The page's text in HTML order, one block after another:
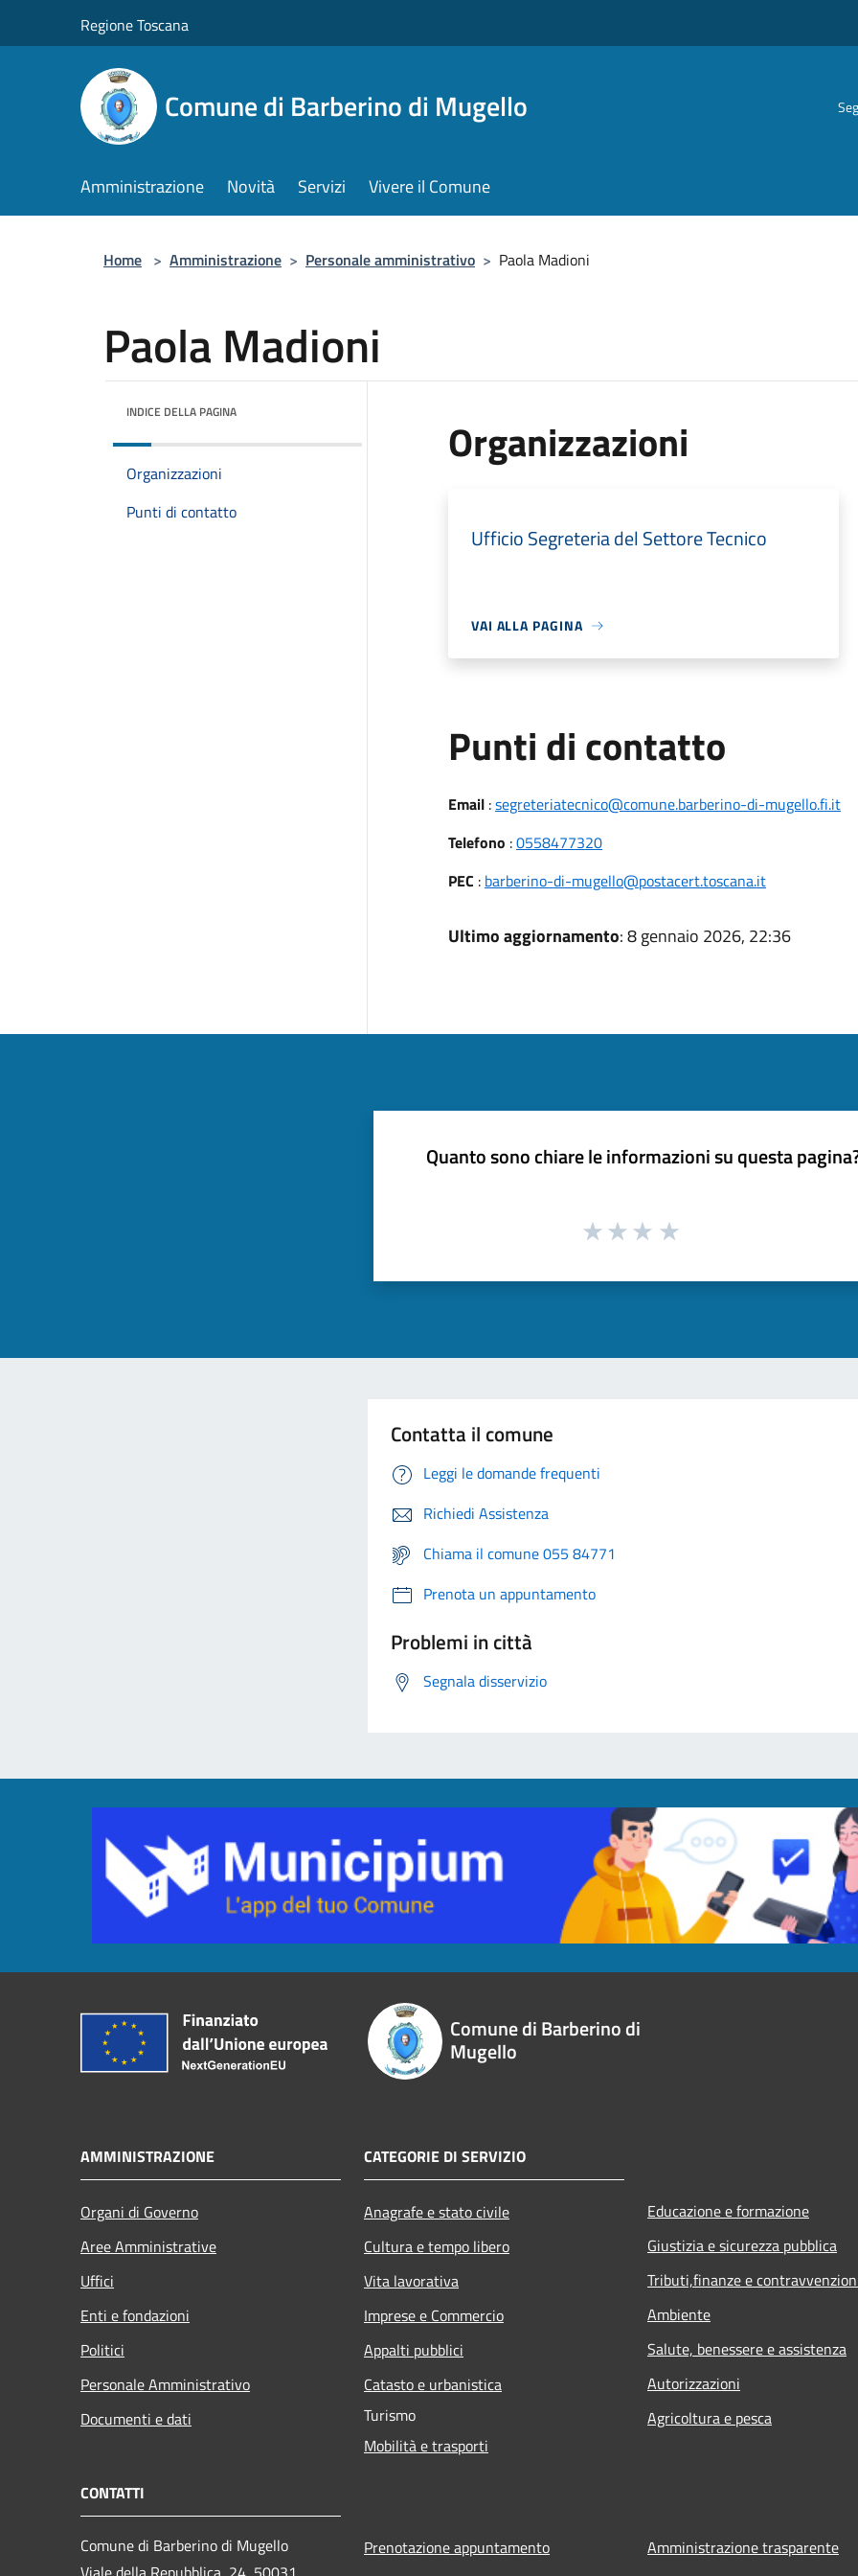
Regione Toscana
Comune di Barberino di Mugello
Amministrazione Novità Servizi Vivere il Comune
Home > Amministrazione > Personale amministrativo > Paola Madioni
Paola Madioni
INDICE DELLA PAGINA
Organizzazioni
Punti di contatto
Organizzazioni
Ufficio Segreteria del Settore Tecnico
VAI ALLA PAGINA
Punti di contatto
Email:segreteriatecnico@comune.barberino-di-mugello.fi.it
Telefono :0558477320
PEC : barberino-di-mugello@postacert.toscana.it
Ultimo aggiornamento: 8 gennaio 2026, 22:36
Quanto sono chiare le informazioni su questa
Contatta il comune
Leggi le domande frequenti
Richiedi Assistenza
Chiama il comune 055 84771
Prenota un appuntamento
Problemi in città
Segnala disservizio
Comune di Barberino di
Mugello
AMMINISTRAZIONE
Organi di Governo
Aree Amministrative
Uffici
Enti e fondazioni
Politici
Personale Amministrativo
Documenti e dati
CATEGORIE DI SERVIZIO
Anagrafe e stato civile
Cultura e tempo libero
Vita lavorativa
Imprese e Commercio
Appalti pubblici
Catasto e urbanistica
Turismo
Mobilità e trasporti
Educazione e formazione
Giustizia e sicurezza pubblica
Tributi,finanze e
Ambiente
Salute, benessere e assistenza
Autorizzazioni
Agricoltura e pesca
CONTATTI
Comune di Barberino di Mugello
Prenotazione appuntamento
Amministrazione trasparente